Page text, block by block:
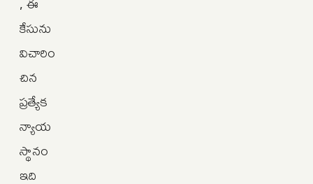
కేసును
విచారిం
చిన
ప్రత్యేక
న్యాయ
స్థానం
ఇది